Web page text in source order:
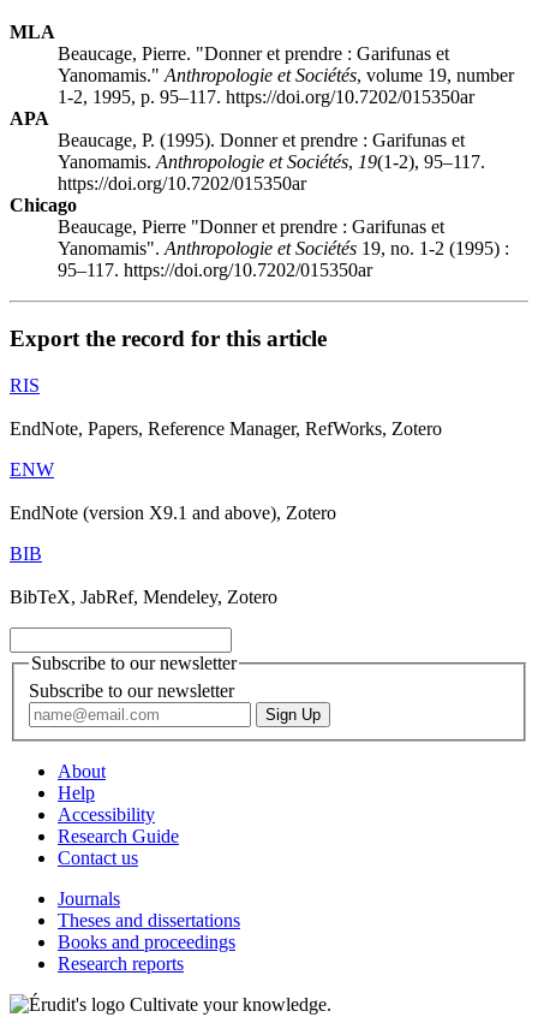
MLA
Beaucage, Pierre. "Donner et prendre : Garifunas et
Yanomamis." Anthropologie et Sociétés, volume 19, number
1-2, 1995, p. 95–117. https://doi.org/10.7202/015350ar
APA
Beaucage, P. (1995). Donner et prendre : Garifunas et
Yanomamis. Anthropologie et Sociétés, 19(1-2), 95–117.
https://doi.org/10.7202/015350ar
Chicago
Beaucage, Pierre "Donner et prendre : Garifunas et
Yanomamis". Anthropologie et Sociétés 19, no. 1-2 (1995) :
95–117. https://doi.org/10.7202/015350ar
Export the record for this article
RIS
EndNote, Papers, Reference Manager, RefWorks, Zotero
ENW
EndNote (version X9.1 and above), Zotero
BIB
BibTeX, JabRef, Mendeley, Zotero
Subscribe to our newsletter
Subscribe to our newsletter
About
Help
Accessibility
Research Guide
Contact us
Journals
Theses and dissertations
Books and proceedings
Research reports
Cultivate your knowledge.